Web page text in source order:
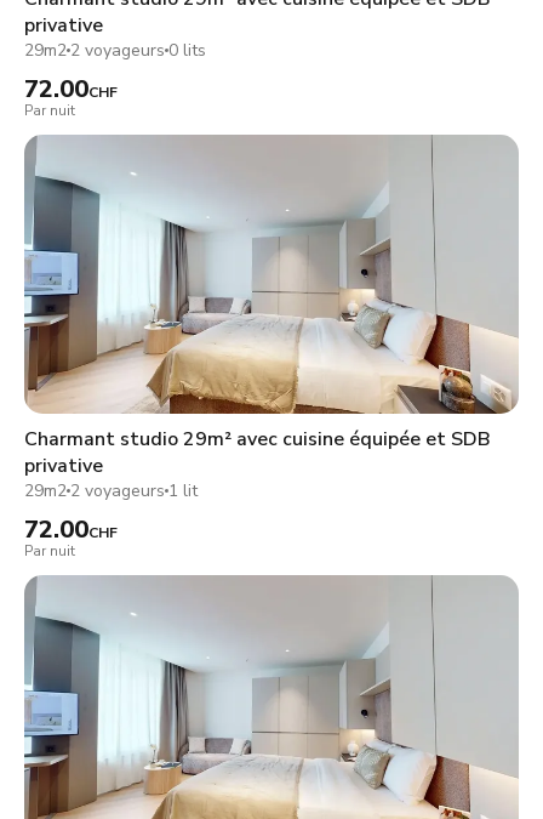
privative
29m2 2 voyageurs 0 lits
72.00CHF
Par nuit
Charmant studio 29m² avec cuisine équipée et SDB
privative
29m2 2 voyageurs 1 lit
72.00CHF
Par nuit